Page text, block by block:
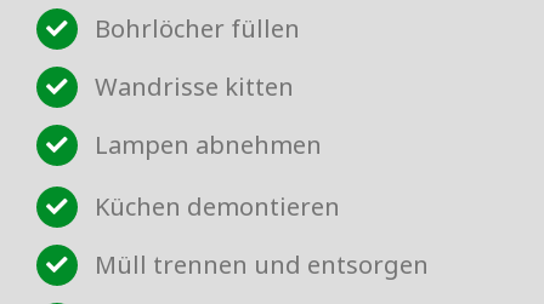
Bohrlöcher füllen
Wandrisse kitten
Lampen abnehmen
Küchen demontieren
Müll trennen und entsorgen